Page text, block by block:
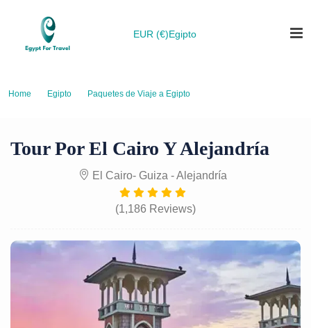
EUR (€)Egipto
Home Egipto
Paquetes de Viaje a Egipto
Tour Por El Cairo Y Alejandría
El Cairo- Guiza - Alejandría
(1,186 Reviews)